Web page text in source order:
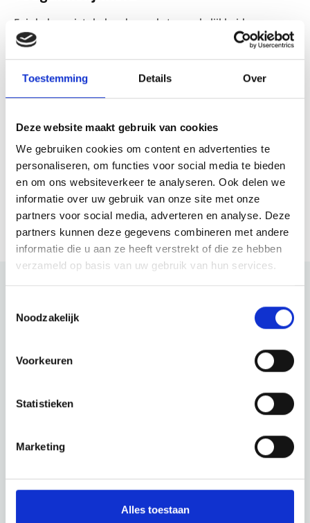
Toestemming Details Over
Deze website maakt gebruik van cookies
We gebruiken cookies om content en advertenties te
personaliseren, om functies voor social media te bieden
en om ons websiteverkeer te analyseren. Ook delen we
informatie over uw gebruik van onze site met onze
partners voor social media, adverteren en analyse. Deze
partners kunnen deze gegevens combineren met andere
informatie die u aan ze heeft verstrekt of die ze hebben
verzameld op basis van uw gebruik van hun services.
Noodzakelijk
Voorkeuren
Statistieken
Marketing
Alles toestaan
Er is helaas niets bekend over de toegankelijkheid.
1862 EN Bergen Nh
kunst.chag@worldonline.nl
06 18887801
Plane deine Route
Schau auch mal
Entdecke den Rest der Region! Schau dir die anderen
Websites an, um zu sehen, was diese wunderschöne